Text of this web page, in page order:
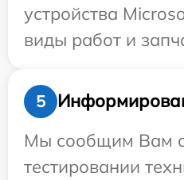
устройства
виды работ и
5
Мы сообщим Вам
тестировании